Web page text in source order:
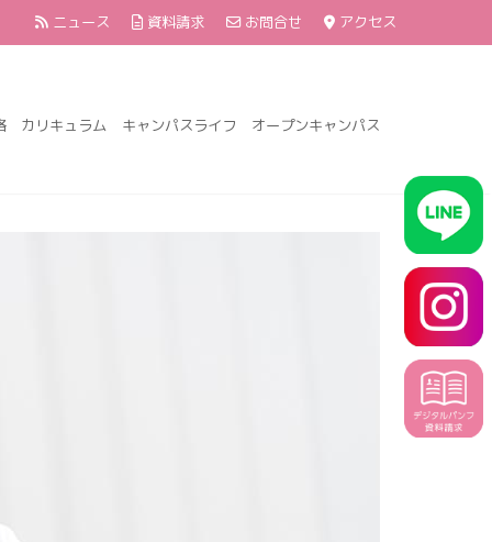
ニュース 資料請求 お問合せ アクセス
カリキュラム キャンパスライフ オープンキャンパス